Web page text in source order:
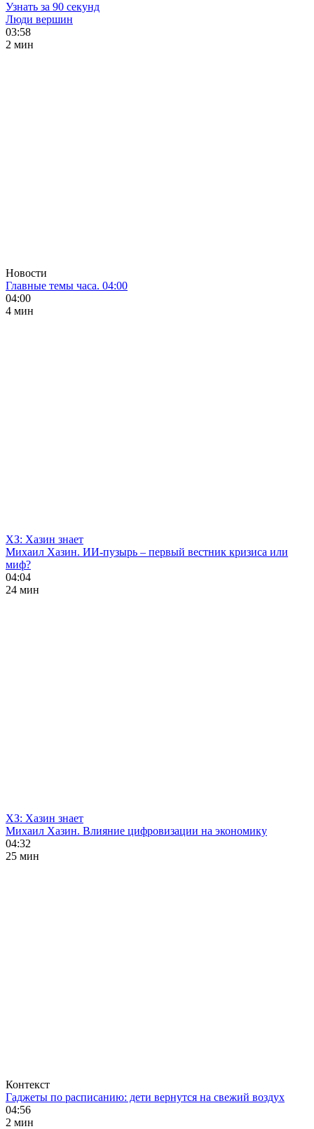
Узнать за 90 секунд
Люди вершин
03:58
2 мин
Новости
Главные темы часа. 04:00
04:00
4 мин
ХЗ: Хазин знает
Михаил Хазин. ИИ-пузырь – первый вестник кризиса или
миф?
04:04
24 мин
ХЗ: Хазин знает
Михаил Хазин. Влияние цифровизации на экономику
04:32
25 мин
Контекст
Гаджеты по расписанию: дети вернутся на свежий воздух
04:56
2 мин